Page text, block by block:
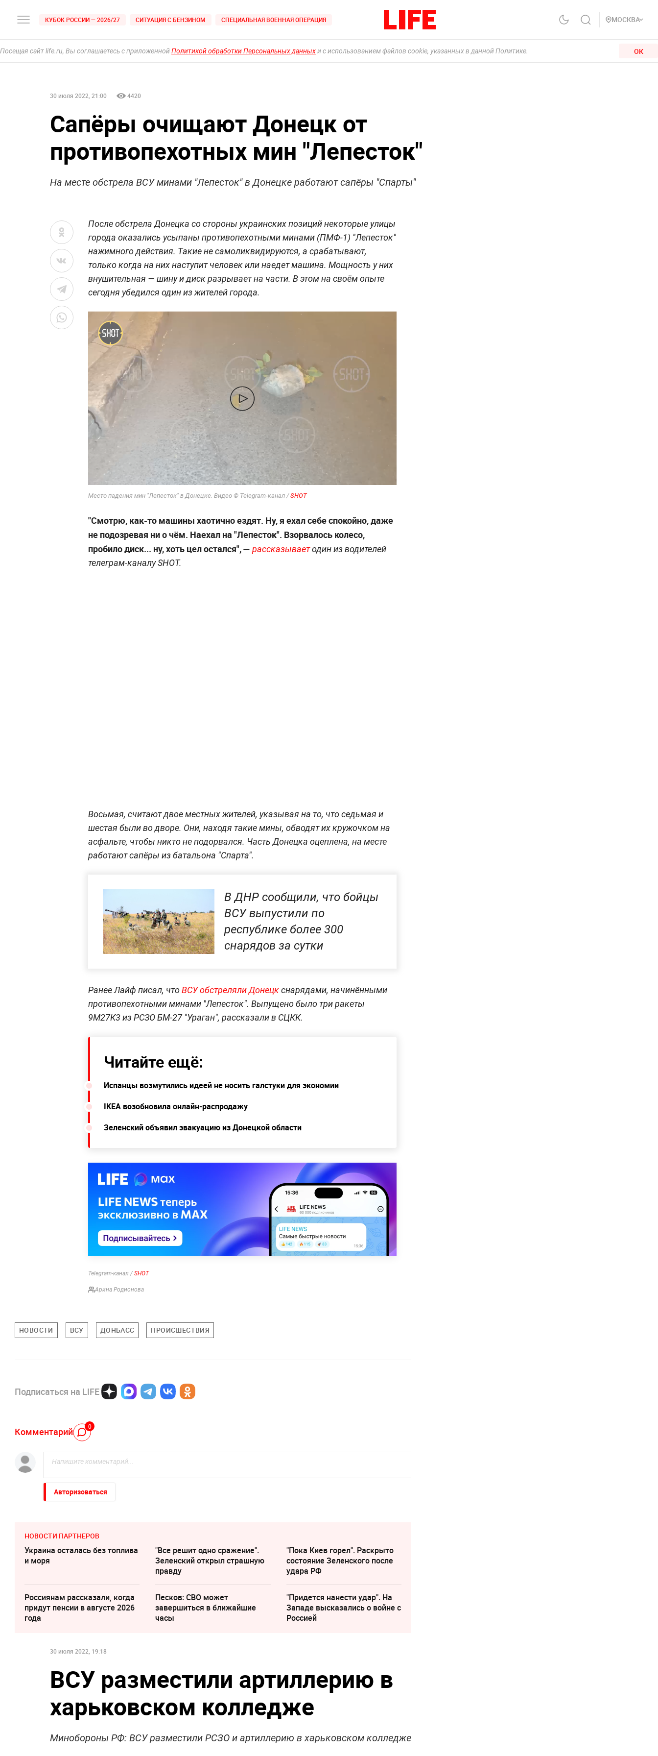
КУБОК РОССИИ — 2026/27 СИТУАЦИЯ С БЕНЗИНОМ СПЕЦИАЛЬНАЯ ВОЕННАЯ ОПЕРАЦИЯ МОСКВА
Посещая сайт life.ru, Вы соглашаетесь с приложеннойПолитикой обработки Персональных данныхи с использованием файлов cookie, указанных в данной Политике. ОК
30 июля 2022, 21:00 4420
Сапёры очищают Донецк от
противопехотных мин "Лепесток"
На месте обстрела ВСУ минами "Лепесток" в Донецке работают сапёры "Спарты"
После обстрела Донецка со стороны украинских позиций некоторые улицы
города оказались усыпаны противопехотными минами (ПМФ-1) "Лепесток"
нажимного действия. Такие не самоликвидируются, а срабатывают,
только когда на них наступит человек или наедет машина. Мощность у них
внушительная — шину и диск разрывает на части. В этом на своём опыте
сегодня убедился один из жителей города.
Место падения мин "Лепесток" в Донецке. Видео © Telegram-канал /SHOT
"Смотрю, как-то машины хаотично ездят. Ну, я ехал себе спокойно, даже
не подозревая ни о чём. Наехал на "Лепесток". Взорвалось колесо,
пробило диск... ну, хоть цел остался", — рассказываетодин из водителей
телеграм-каналу SHOT.
Восьмая, считают двое местных жителей, указывая на то, что седьмая и
шестая были во дворе. Они, находя такие мины, обводят их кружочком на
асфальте, чтобы никто не подорвался. Часть Донецка оцеплена, на месте
работают сапёры из батальона "Спарта".
В ДНР сообщили, что бойцы
ВСУ выпустили по
республике более 300
снарядов за сутки
Ранее Лайф писал, чтоВСУ обстреляли Донецкснарядами, начинёнными
противопехотными минами "Лепесток". Выпущено было три ракеты
9М27К3 из РСЗО БМ-27 "Ураган", рассказали в СЦКК.
Читайте ещё:
Испанцы возмутились идеей не носить галстуки для экономии
IKEA возобновила онлайн-распродажу
Зеленский объявил эвакуацию из Донецкой области
Telegram-канал / SHOT
Арина Родионова
НОВОСТИ ВСУ ДОНБАСС ПРОИСШЕСТВИЯ
Подписаться на LIFE
Комментарий 0
Авторизоваться
НОВОСТИ ПАРТНЕРОВ
Украина осталась без топлива
и моря
"Все решит одно сражение".
Зеленский открыл страшную
правду
"Пока Киев горел". Раскрыто
состояние Зеленского после
удара РФ
Россиянам рассказали, когда
придут пенсии в августе 2026
года
Песков: СВО может
завершиться в ближайшие
часы
"Придется нанести удар". На
Западе высказались о войне с
Россией
30 июля 2022, 19:18
ВСУ разместили артиллерию в
харьковском колледже
Минобороны РФ: ВСУ разместили РСЗО и артиллерию в харьковском колледже